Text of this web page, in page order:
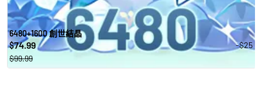
6480+1600 創世結晶
$74.99
-$25
$99.99